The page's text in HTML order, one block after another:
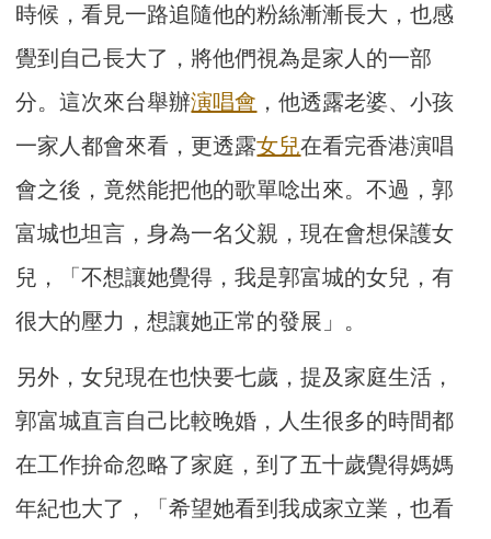
時候，看見一路追隨他的粉絲漸漸長大，也感
覺到自己長大了，將他們視為是家人的一部
分。這次來台舉辦演唱會 ，他透露老婆、小孩
一家人都會來看，更透露女兒在看完香港演唱
會之後，竟然能把他的歌單唸出來。不過，郭
富城也坦言，身為一名父親，現在會想保護女
兒，「不想讓她覺得，我是郭富城的女兒，有
很大的壓力，想讓她正常的發展」。
另外，女兒現在也快要七歲，提及家庭生活，
郭富城直言自己比較晚婚，人生很多的時間都
在工作拚命忽略了家庭，到了五十歲覺得媽媽
年紀也大了，「希望她看到我成家立業，也看